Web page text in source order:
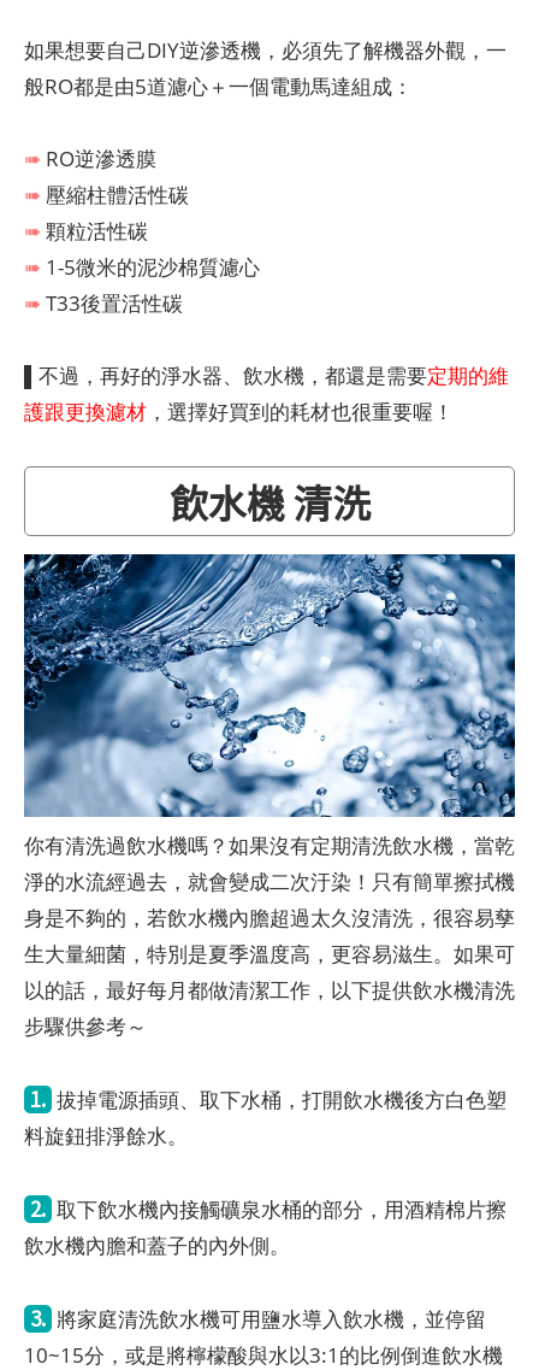
如果想要自己DIY逆滲透機，必須先了解機器外觀，一
般RO都是由5道濾心＋一個電動馬達組成：
➠ RO逆滲透膜
➠ 壓縮柱體活性碳
➠ 顆粒活性碳
➠ 1-5微米的泥沙棉質濾心
➠ T33後置活性碳
▌不過，再好的淨水器、飲水機，都還是需要定期的維
護跟更換濾材 ，選擇好買到的耗材也很重要喔！
飲水機 清洗
你有清洗過飲水機嗎？如果沒有定期清洗飲水機，當乾
淨的水流經過去，就會變成二次汙染！只有簡單擦拭機
身是不夠的，若飲水機內膽超過太久沒清洗，很容易孳
生大量細菌，特別是夏季溫度高，更容易滋生。如果可
以的話，最好每月都做清潔工作，以下提供飲水機清洗
步驟供參考～
1. 拔掉電源插頭、取下水桶，打開飲水機後方白色塑
料旋鈕排淨餘水。
2. 取下飲水機內接觸礦泉水桶的部分，用酒精棉片擦
飲水機內膽和蓋子的內外側。
3. 將家庭清洗飲水機可用鹽水導入飲水機，並停留
10~15分，或是將檸檬酸與水以3:1的比例倒進飲水機